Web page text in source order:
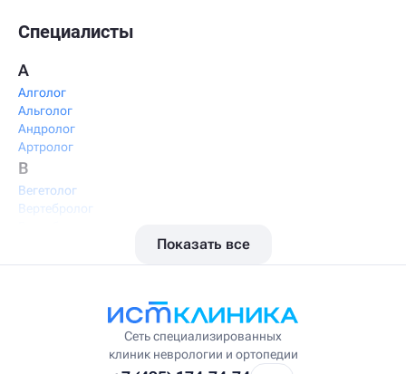
Специалисты
А
Алголог
Альголог
Андролог
Артролог
В
Вегетолог
Вертебролог
Висцеральный массажист
Врач интегративной медицины
Врач первичного приёма
Показать все
Сеть специализированных
клиник неврологии и ортопедии